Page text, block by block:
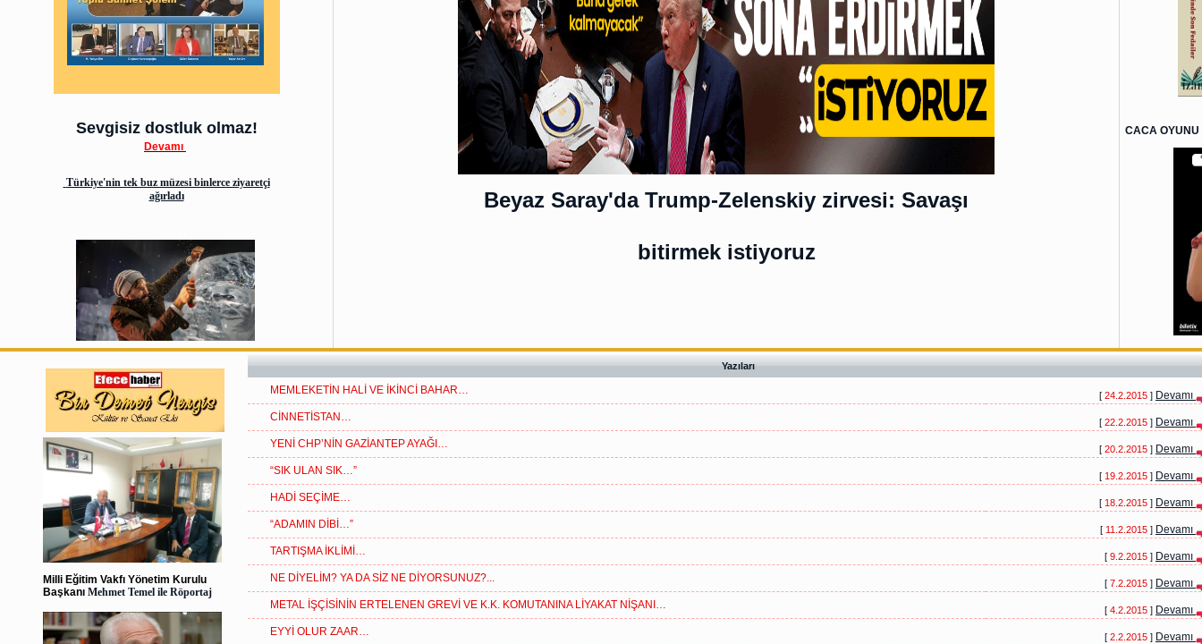
Sevgisiz dostluk olmaz!
Devamı
Türkiye'nin tek buz müzesi binlerce ziyaretçi
ağırladı
Beyaz Saray'da Trump-Zelenskiy zirvesi: Savaşı
bitirmek istiyoruz
CACA OYUNU
Milli Eğitim Vakfı Yönetim Kurulu
Başkanı Mehmet Temel ile Röportaj
Yazıları
MEMLEKETİN HALİ VE İKİNCİ BAHAR… [ 24.2.2015 ] Devamı
CİNNETİSTAN…
[ 22.2.2015 ] Devamı
YENİ CHP’NİN GAZİANTEP AYAĞI…
[ 20.2.2015 ] Devamı
“SIK ULAN SIK…”
[ 19.2.2015 ] Devamı
HADİ SEÇİME…
[ 18.2.2015 ] Devamı
“ADAMIN DİBİ…”
[ 11.2.2015 ] Devamı
TARTIŞMA İKLİMİ…
[ 9.2.2015 ] Devamı
NE DİYELİM? YA DA SİZ NE DİYORSUNUZ?...
[ 7.2.2015 ] Devamı
METAL İŞÇİSİNİN ERTELENEN GREVİ VE K.K. KOMUTANINA LİYAKAT NİŞANI…
[ 4.2.2015 ] Devamı
EYYİ OLUR ZAAR…
[ 2.2.2015 ] Devamı